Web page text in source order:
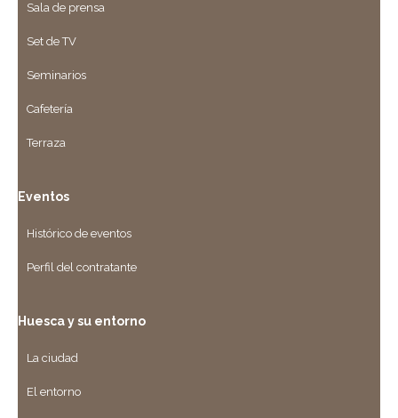
Sala de prensa
Set de TV
Seminarios
Cafetería
Terraza
Eventos
Histórico de eventos
Perfil del contratante
Huesca y su entorno
La ciudad
El entorno